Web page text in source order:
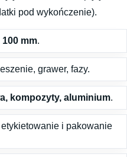
pod wykończenie).
100 mm.
grawer, fazy.
kompozyty, aluminium.
i pakowanie